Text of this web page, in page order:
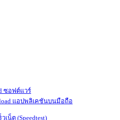
ซอฟต์แวร์
แอปพลิเคชันบนมือถือ
เน็ต (Speedtest)